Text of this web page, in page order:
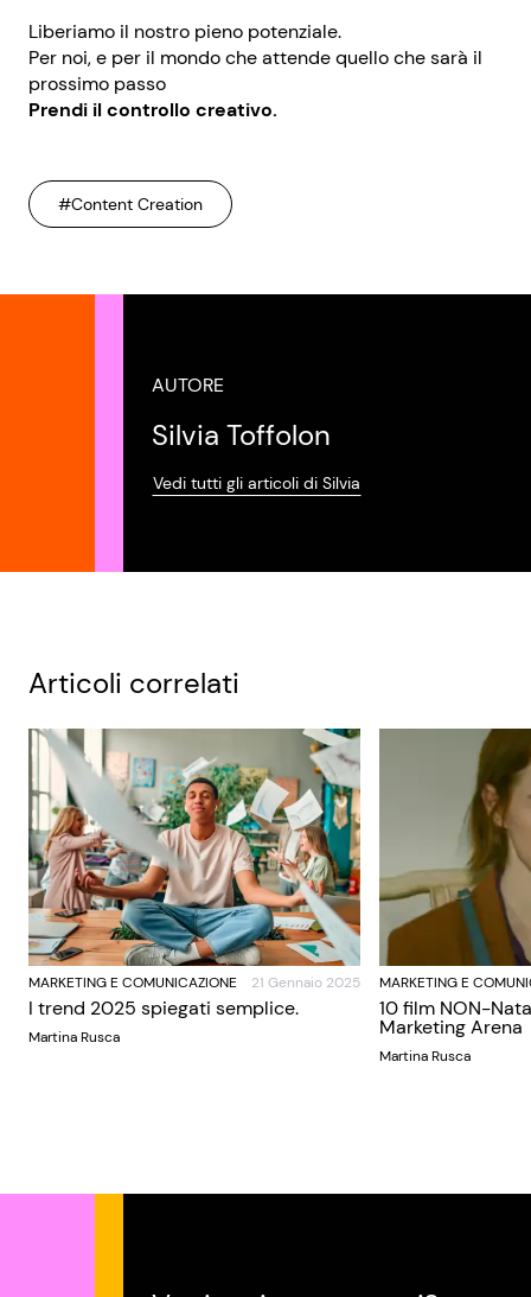
Liberiamo il nostro pieno potenziale.
Per noi, e per il mondo che attende quello che sarà il
prossimo passo
Prendi il controllo creativo.
#Content Creation
AUTORE
Silvia Toffolon
Vedi tutti gli articoli di Silvia
Articoli correlati
MARKETING E COMUNICAZIONE 21 Gennaio 2025
I trend 2025 spiegati semplice.
Martina Rusca
MARKETING E
10 film NON-
Marketing Arena
Martina Rusca